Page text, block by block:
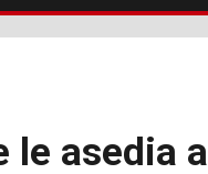
le asedia a